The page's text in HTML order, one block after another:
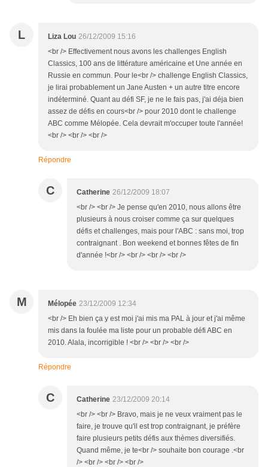
L Liza Lou 26/12/2009 15:16
<br /> Effectivement nous avons les challenges English
Classics, 100 ans de littérature américaine et Une année en
Russie en commun. Pour le<br /> challenge English Classics,
je lirai probablement un Jane Austen + un autre titre encore
indéterminé. Quant au défi SF, je ne le fais pas, j'ai déja bien
assez de défis en cours<br /> pour 2010 dont le challenge
ABC comme Mélopée. Cela devrait m'occuper toute l'année!
<br /> <br /> <br />
Répondre
C Catherine 26/12/2009 18:07
<br /> <br /> Je pense qu'en 2010, nous allons être
plusieurs à nous croiser comme ça sur quelques
défis et challenges, mais pour l'ABC : sans moi, trop
contraignant . Bon weekend et bonnes fêtes de fin
d'année !<br /> <br /> <br /> <br />
M Mélopée 23/12/2009 12:34
<br /> Eh bien ça y est moi j'ai mis ma PAL à jour et j'ai même
mis dans la foulée ma liste pour un probable défi ABC en
2010. Alala, incorrigible ! <br /> <br /> <br />
Répondre
C Catherine 23/12/2009 20:14
<br /> <br /> Bravo, mais je ne veux vraiment pas le
faire, je trouve qu'il est trop contraignant, je préfère
faire plusieurs petits défis aux thèmes diversifiés.
Quand même, je te<br /> souhaite bon courage .<br
/> <br /> <br /> <br />